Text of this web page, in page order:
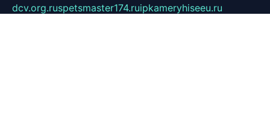
dcv.org.ruspetsmaster174.ruipkameryhiseeu.ru